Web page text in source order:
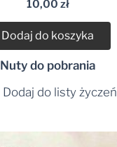
10,00 zł
Dodaj do koszyka
Nuty do pobrania
Dodaj do listy życzeń